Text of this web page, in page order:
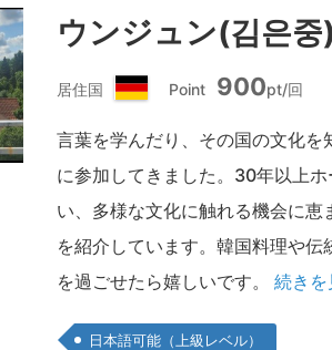
ウンジュン(김은중
居住国
ド
イ
Point 900pt/回
言葉を学んだり、その国の文化
に参加してきました。30年以上
い、多様な文化に触れる機会に
を紹介しています。韓国料理や
を過ごせたら嬉しいです。続きを
日本語可能（上級レベル）